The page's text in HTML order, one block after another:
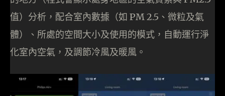
值）分析，配合室內數據（如 PM 2.5、微粒及氣
體）、所處的空間大小及使用的模式，自動運行淨
化室內空氣，及調節冷風及暖風。